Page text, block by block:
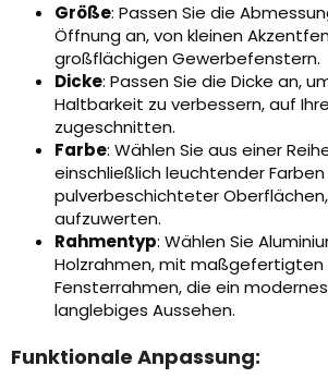
Größe: Passen Sie die
Öffnung an, von kleinen
großflächigen Gewerbefenstern.
Dicke: Passen Sie die Dicke an,
Haltbarkeit zu verbessern, auf
zugeschnitten.
Farbe: Wählen Sie aus einer
einschließlich leuchtender
pulverbeschichteter Oberflächen,
aufzuwerten.
Rahmentyp: Wählen Sie
Holzrahmen, mit maßgefertigten
Fensterrahmen, die ein
langlebiges Aussehen.
Funktionale Anpassung: